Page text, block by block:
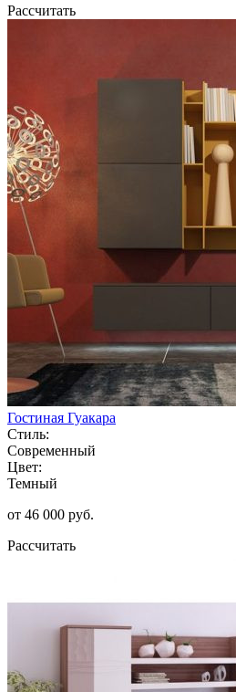
Рассчитать
Гостиная Гуакара
Стиль:
Современный
Цвет:
Темный
от 46 000 руб.
Рассчитать